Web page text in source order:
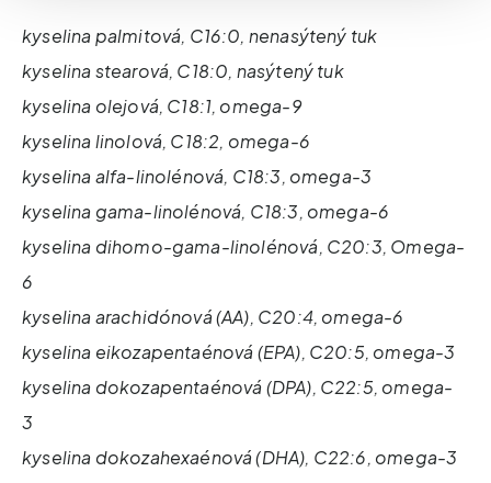
kyselina palmitová, C16:0, nenasýtený tuk
kyselina stearová, C18:0, nasýtený tuk
kyselina olejová, C18:1, omega-9
kyselina linolová, C18:2, omega-6
kyselina alfa-linolénová, C18:3, omega-3
kyselina gama-linolénová, C18:3, omega-6
kyselina dihomo-gama-linolénová, C20:3, Omega-
6
kyselina arachidónová (AA), C20:4, omega-6
kyselina eikozapentaénová (EPA), C20:5, omega-3
kyselina dokozapentaénová (DPA), C22:5, omega-
3
kyselina dokozahexaénová (DHA), C22:6, omega-3